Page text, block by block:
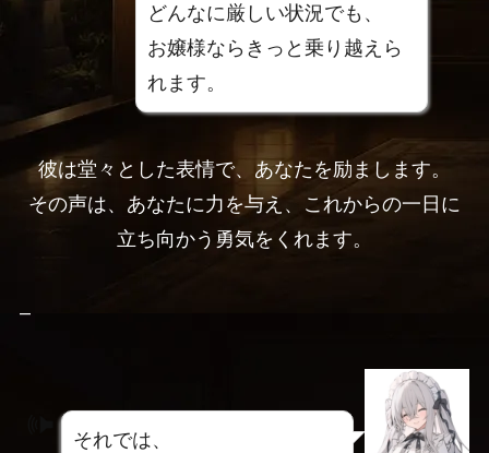
どんなに厳しい状況でも、
お嬢様ならきっと乗り越えら
れます。
彼は堂々とした表情で、あなたを励まします。
その声は、あなたに力を与え、これからの一日に
立ち向かう勇気をくれます。
–
それでは、